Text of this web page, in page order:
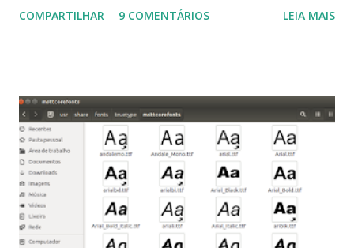
Linux Mint 17, Pinguy OS 14.04, Elementary OS 0.3, Deepin
para usuários iniciantes... 1- Atualizar a lista de pacotes: $
sudo apt-get update 2- Atualizar toda a distro: $ sudo apt-
get -f dist-upgrade ou update-manager -d -c 3- Instalar
pacotes: $ sudo apt-get install [nome do pacote] 4-
Procurar arquivos corrompidos: $ sudo apt-get check 5-
Corrigir problemas de dependências, concluir instalação de
pacotes pendentes e outros erros: $ sudo apt-get -f install
COMPARTILHAR 9 COMENTÁRIOS LEIA MAIS